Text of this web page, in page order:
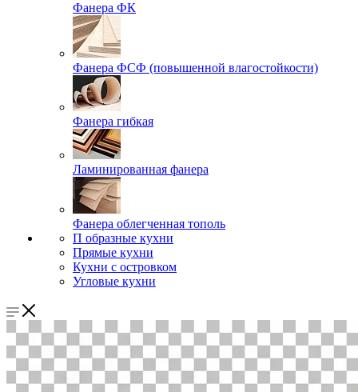
Фанера ФК
Фанера ФСФ (повышенной влагостойкости)
Фанера гибкая
Ламинированная фанера
Фанера облегченная тополь
П образные кухни
Прямые кухни
Кухни с островком
Угловые кухни